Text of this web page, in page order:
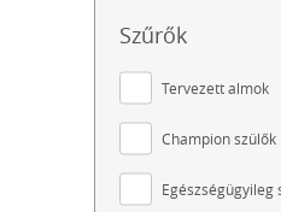
Szűrők
Tervezett almok
Champion szülők
Egészségügyileg